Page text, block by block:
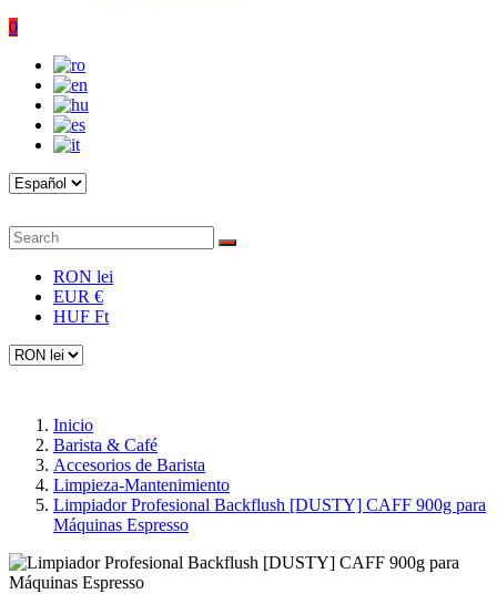
0
RON lei
EUR €
HUF Ft
Inicio
Barista & Café
Accesorios de Barista
Limpieza-Mantenimiento
Limpiador Profesional Backflush [DUSTY] CAFF 900g para
Máquinas Espresso